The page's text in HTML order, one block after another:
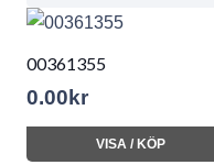
00361355
0.00 kr
VISA / KÖP